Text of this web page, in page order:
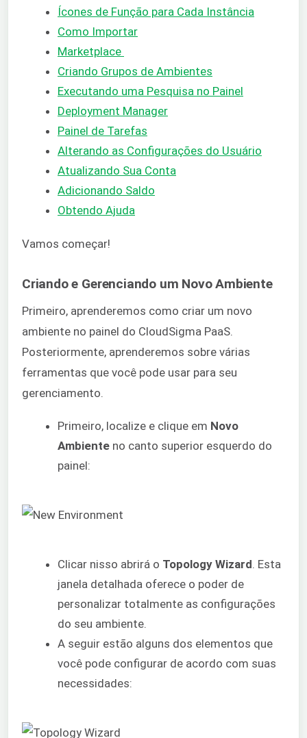
Ícones de Função para Cada Instância
Como Importar
Marketplace
Criando Grupos de Ambientes
Executando uma Pesquisa no Painel
Deployment Manager
Painel de Tarefas
Alterando as Configurações do Usuário
Atualizando Sua Conta
Adicionando Saldo
Obtendo Ajuda
Vamos começar!
Criando e Gerenciando um Novo Ambiente
Primeiro, aprenderemos como criar um novo
ambiente no painel do CloudSigma PaaS.
Posteriormente, aprenderemos sobre várias
ferramentas que você pode usar para seu
gerenciamento.
Primeiro, localize e clique em Novo
Ambiente no canto superior esquerdo do
painel:
Clicar nisso abrirá o Topology Wizard . Esta
janela detalhada oferece o poder de
personalizar totalmente as configurações
do seu ambiente.
A seguir estão alguns dos elementos que
você pode configurar de acordo com suas
necessidades: